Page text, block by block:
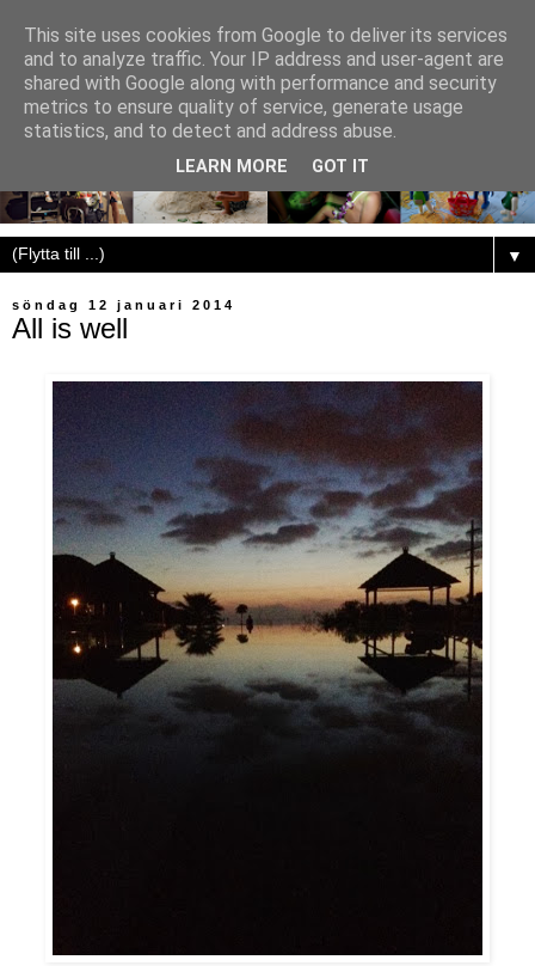
▼
söndag 12 januari 2014
All is well
This site uses cookies from Google to deliver its services
and to analyze traffic. Your IP address and user-agent are
shared with Google along with performance and security
metrics to ensure quality of service, generate usage
statistics, and to detect and address abuse.
LEARN MORE GOT IT